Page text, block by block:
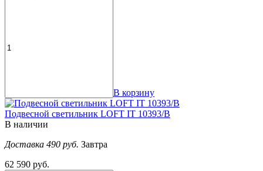
В корзину
Подвесной светильник LOFT IT 10393/B
В наличии
Доставка 490 руб. Завтра
62 590 руб.